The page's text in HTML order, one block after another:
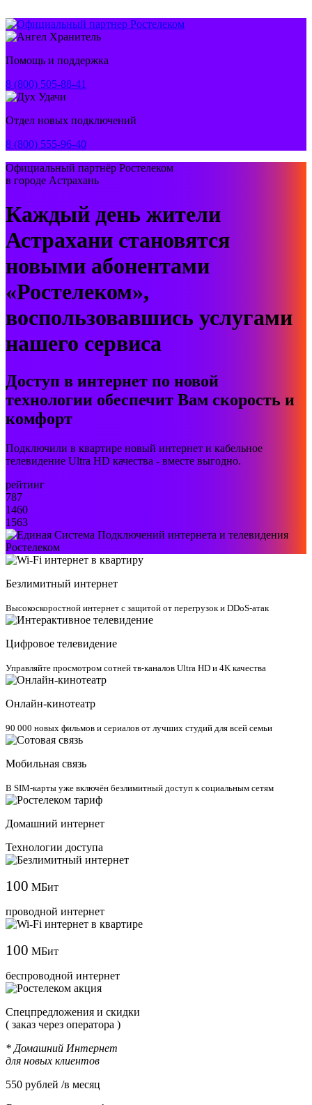
Помощь и поддержка
8 (800) 505-88-41
Отдел новых подключений
8 (800) 555-96-40
Официальный партнёр Ростелеком
в городе Астрахань
Каждый день жители
Астрахани становятся
новыми абонентами
«Ростелеком»,
воспользовавшись услугами
нашего сервиса
Доступ в интернет по новой
технологии обеспечит Вам скорость и
комфорт
Подключили в квартире новый интернет и кабельное
телевидение Ultra HD качества - вместе выгодно.
рейтинг
787
1460
1563
Безлимитный интернет
Высокоскоростной интернет с защитой от перегрузок и DDoS-атак
Цифровое телевидение
Управляйте просмотром сотней тв-каналов Ultra HD и 4K качества
Онлайн-кинотеатр
90 000 новых фильмов и сериалов от лучших студий для всей семьи
Мобильная связь
В SIM-карты уже включён безлимитный доступ к социальным сетям
Домашний интернет
Технологии доступа
100 МБит
проводной интернет
100 МБит
беспроводной интернет
Cпецпредложения и скидки
( заказ через оператора )
* Домашний Интернет
для новых клиентов
550 рублей /в месяц